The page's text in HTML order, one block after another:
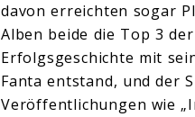
davon erreichten sogar
Alben beide die Top 3
Erfolgsgeschichte mit
Fanta entstand, und der
Veröffentlichungen wie